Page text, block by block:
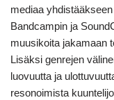
mediaa
Bandcampin ja
muusikoita jakamaan
Lisäksi genrejen
luovuutta ja
resonoimista